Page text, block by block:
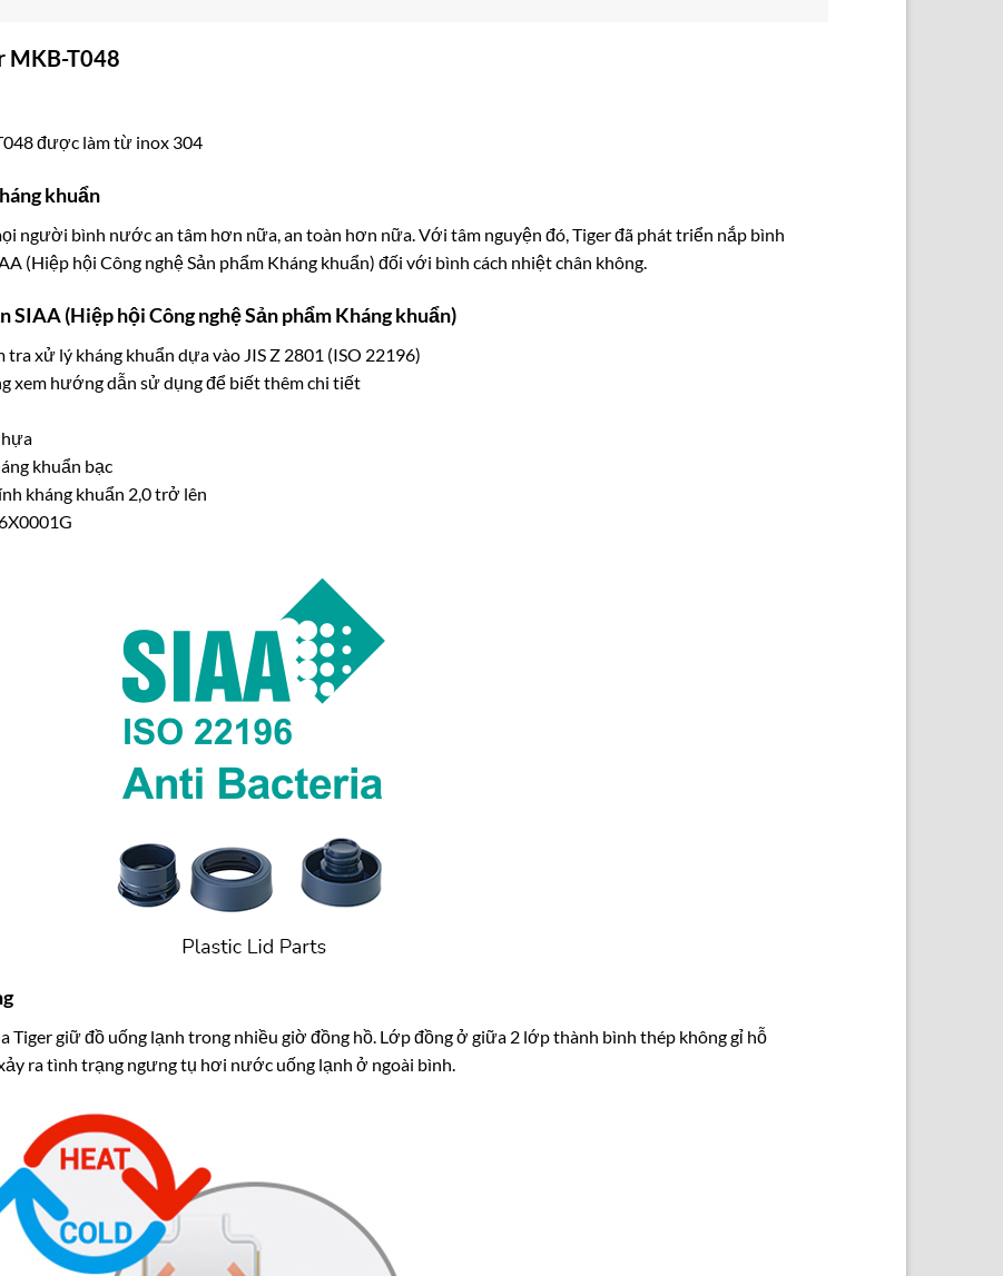
MKB-T048
được làm từ inox 304
khuẩn
người bình nước an tâm hơn nữa, an toàn hơn nữa. Với tâm nguyện đó, Tiger đã phát triển nắp bình
(Hiệp hội Công nghệ Sản phẩm Kháng khuẩn) đối với bình cách nhiệt chân không.
SIAA (Hiệp hội Công nghệ Sản phẩm Kháng khuẩn)
xử lý kháng khuẩn dựa vào JIS Z 2801 (ISO 22196)
xem hướng dẫn sử dụng để biết thêm chi tiết
khuẩn bạc
kháng khuẩn 2,0 trở lên
Tiger giữ đồ uống lạnh trong nhiều giờ đồng hồ. Lớp đồng ở giữa 2 lớp thành bình thép không gỉ hỗ
ra tình trạng ngưng tụ hơi nước uống lạnh ở ngoài bình.